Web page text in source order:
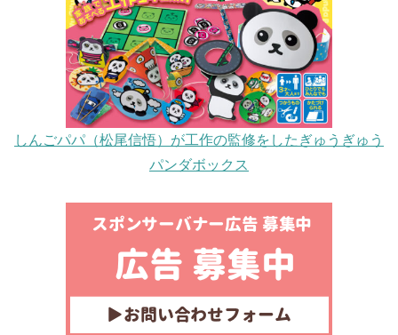
しんごパパ（松尾信悟）が工作の監修をしたぎゅうぎゅう
パンダボックス